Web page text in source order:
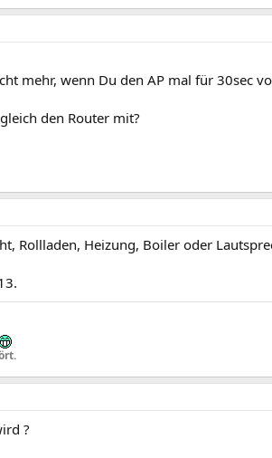
mehr, wenn Du den AP mal für 30sec
den Router mit?
Rollladen, Heizung, Boiler oder
?